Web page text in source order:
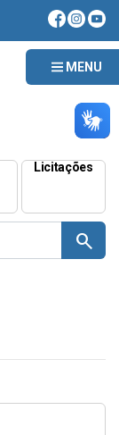
MENU
Licitações
search